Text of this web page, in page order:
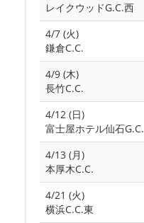
レイクウッドG.C.西
4/7 (火)
鎌倉C.C.
4/9 (木)
長竹C.C.
4/12 (日)
富士屋ホテル仙石G.C.
4/13 (月)
本厚木C.C.
4/21 (火)
横浜C.C.東